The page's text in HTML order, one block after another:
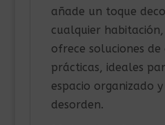
añade un toque
cualquier
ofrece soluciones
prácticas, ideales
espacio organizado
desorden.